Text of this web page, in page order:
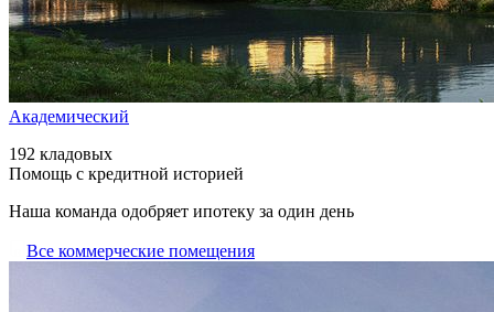
Академический
192 кладовых
Помощь с кредитной историей
Наша команда одобряет ипотеку за один день
Все коммерческие помещения